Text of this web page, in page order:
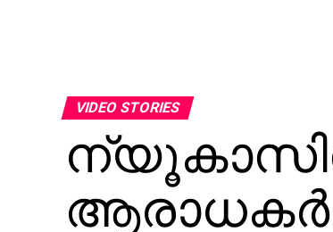
VIDEO STORIES